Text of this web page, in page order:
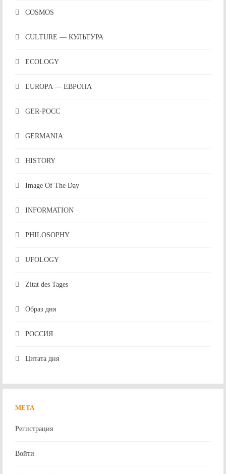
COSMOS
CULTURE — КУЛЬТУРА
ECOLOGY
EUROPA — ЕВРОПА
GER-POCC
GERMANIA
HISTORY
Image Of The Day
INFORMATION
PHILOSOPHY
UFOLOGY
Zitat des Tages
Образ дня
РОССИЯ
Цитата дня
МЕТА
Регистрация
Войти